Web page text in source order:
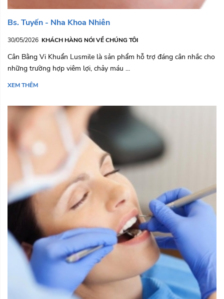
Bs. Tuyến - Nha Khoa Nhiên
30/05/2026 KHÁCH HÀNG NÓI VỀ CHÚNG TÔI
Cân Bằng Vi Khuẩn Lusmile là sản phẩm hỗ trợ đáng cân nhắc cho
những trường hợp viêm lợi, chảy máu ...
XEM THÊM